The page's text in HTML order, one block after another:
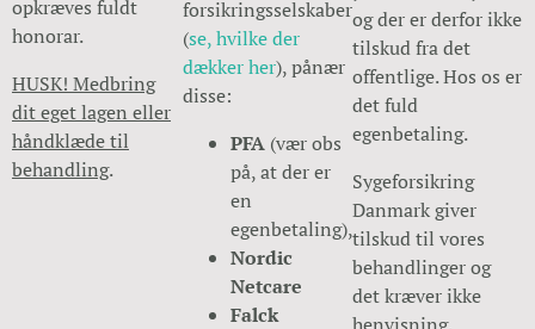
opkræves fuldt
honorar.
HUSK! Medbring
dit eget lagen eller
håndklæde til
behandling.
forsikringsselskaber
(se, hvilke der
dækker her), pånær
disse:
PFA(vær obs
på, at der er
en
egenbetaling),
Nordic
Netcare
Falck
og der er derfor ikke
tilskud fra det
offentlige. Hos os er
det fuld
egenbetaling.
Sygeforsikring
Danmark giver
tilskud til vores
behandlinger og
det kræver ikke